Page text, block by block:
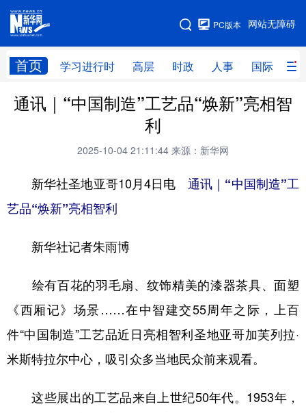
网站无障碍
PC版本
首页 学习进行时 高层 时政 人事 国际 财
网站地图
学习进行时 高层 时政 人事
科技 科创 量子 体育
文化 书画
访谈 视频
食品 信息化 数字经济
学术中国 乡村振兴 银龄 溯源中国
城市 旅游 能源 会展
彩票 娱乐 时尚
通讯｜“中国制造”工艺品“焕新”亮相智
利
2025-10-04 21:11:44 来源：新华网
新华社圣地亚哥10月4日电通讯｜“中国制造”工
艺品“焕新”亮相智利
新华社记者朱雨博
绘有百花的羽毛扇、纹饰精美的漆器茶具、面塑
《西厢记》场景……在中智建交55周年之际，上百
件“中国制造”工艺品近日亮相智利圣地亚哥加芙列拉·
米斯特拉尔中心，吸引众多当地民众前来观看。
这些展出的工艺品来自上世纪50年代。1953年，